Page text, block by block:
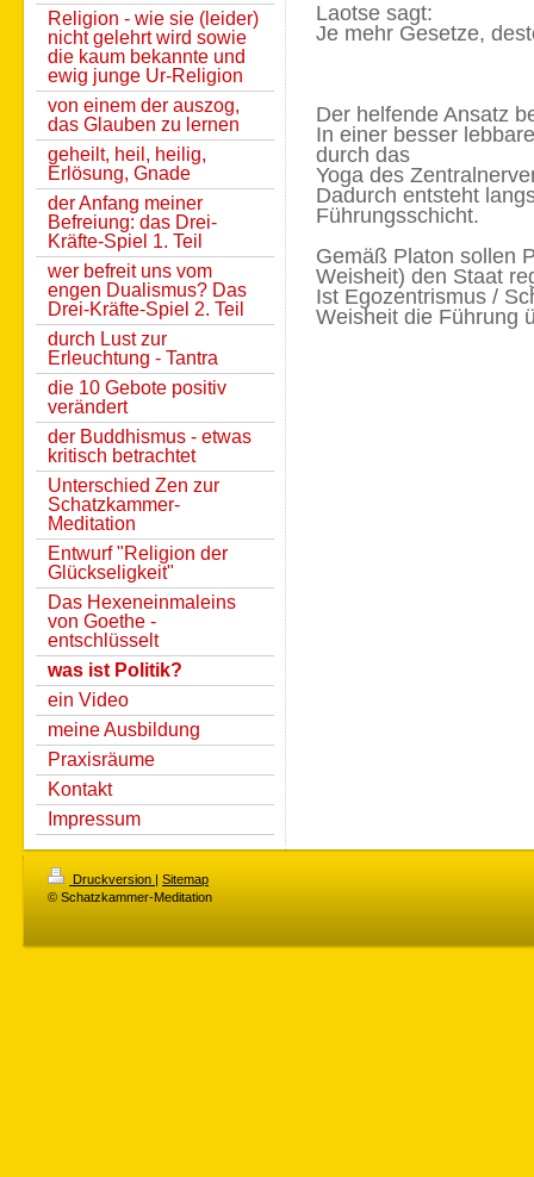
Religion - wie sie (leider)
nicht gelehrt wird sowie
die kaum bekannte und
ewig junge Ur-Religion
von einem der auszog,
das Glauben zu lernen
geheilt, heil, heilig,
Erlösung, Gnade
der Anfang meiner
Befreiung: das Drei-
Kräfte-Spiel 1. Teil
wer befreit uns vom
engen Dualismus? Das
Drei-Kräfte-Spiel 2. Teil
durch Lust zur
Erleuchtung - Tantra
die 10 Gebote positiv
verändert
der Buddhismus - etwas
kritisch betrachtet
Unterschied Zen zur
Schatzkammer-
Meditation
Entwurf "Religion der
Glückseligkeit"
Das Hexeneinmaleins
von Goethe -
entschlüsselt
was ist Politik?
ein Video
meine Ausbildung
Praxisräume
Kontakt
Impressum
Laotse sagt:
Je mehr Gesetze,
Der helfende Ansatz
In einer besser
durch das
Yoga des
Dadurch entsteht
Führungsschicht.
Gemäß Platon sollen
Weisheit) den Staat
Ist Egozentrismus /
Weisheit die Führung
Druckversion | Sitemap
© Schatzkammer-Meditation